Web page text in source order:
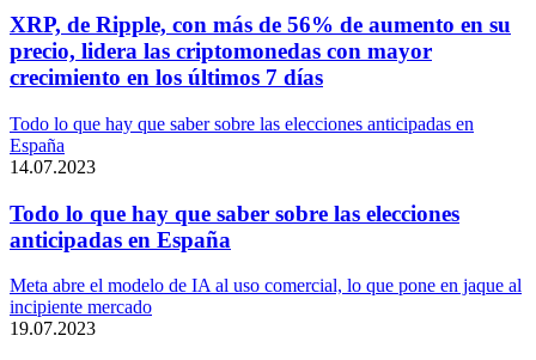
XRP, de Ripple, con más de 56% de aumento en su
precio, lidera las criptomonedas con mayor
crecimiento en los últimos 7 días
Todo lo que hay que saber sobre las elecciones anticipadas en
España
14.07.2023
Todo lo que hay que saber sobre las elecciones
anticipadas en España
Meta abre el modelo de IA al uso comercial, lo que pone en jaque al
incipiente mercado
19.07.2023